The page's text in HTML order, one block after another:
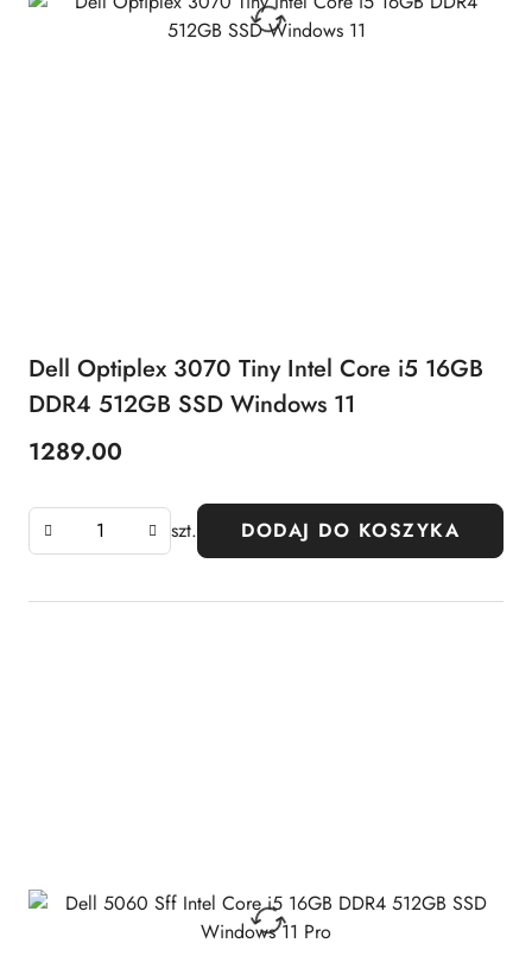
Dell Optiplex 3070 Tiny Intel Core i5 16GB
DDR4 512GB SSD Windows 11
Cena:
1289.00
szt. DODAJ DO KOSZYKA